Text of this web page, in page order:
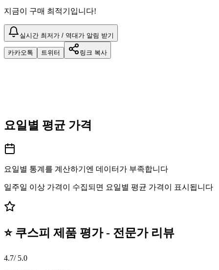
지금이 구매 최적기입니다!
실시간 최저가 / 역대가 알림 받기
카카오톡 트위터 링크 복사
요일별 평균 가격
요일별 통계를 계산하기엔 데이터가 부족합니다
일주일 이상 가격이 수집되면 요일별 평균 가격이 표시됩니다
⭐ 쿠스피 제품 평가 - 전문가 리뷰
4.7/ 5.0